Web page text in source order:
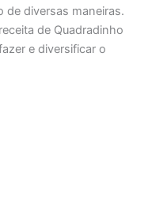
de diversas maneiras.
de Quadradinho
e diversificar o